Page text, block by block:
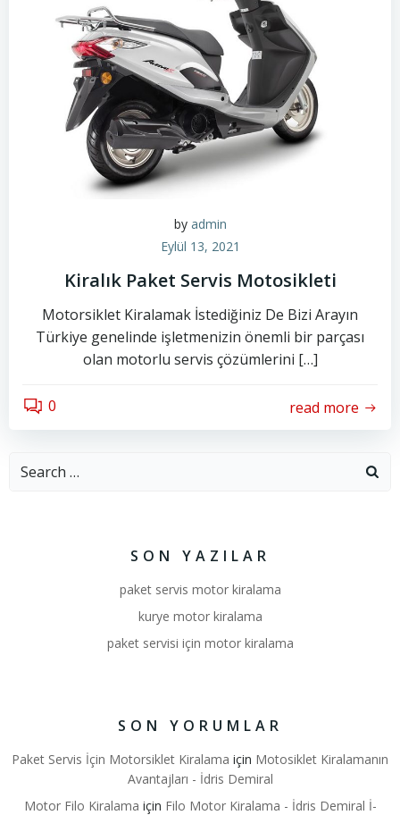
by admin
Eylül 13, 2021
Kiralık Paket Servis Motosikleti
Motorsiklet Kiralamak İstediğiniz De Bizi Arayın
Türkiye genelinde işletmenizin önemli bir parçası
olan motorlu servis çözümlerini […]
0 read more
Search
SON YAZILAR
paket servis motor kiralama
kurye motor kiralama
paket servisi için motor kiralama
SON YORUMLAR
Paket Servis İçin Motorsiklet Kiralama için Motosiklet Kiralamanın
Avantajları - İdris Demiral
Motor Filo Kiralama için Filo Motor Kiralama - İdris Demiral İ-